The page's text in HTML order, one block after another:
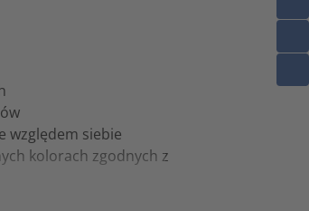
względem siebie
kolorach zgodnych z